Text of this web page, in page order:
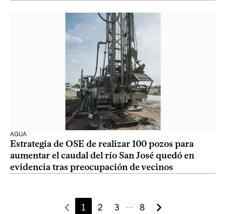
AGUA
Estrategia de OSE de realizar 100 pozos para
aumentar el caudal del río San José quedó en
evidencia tras preocupación de vecinos
1 2 3 ⋯ 8